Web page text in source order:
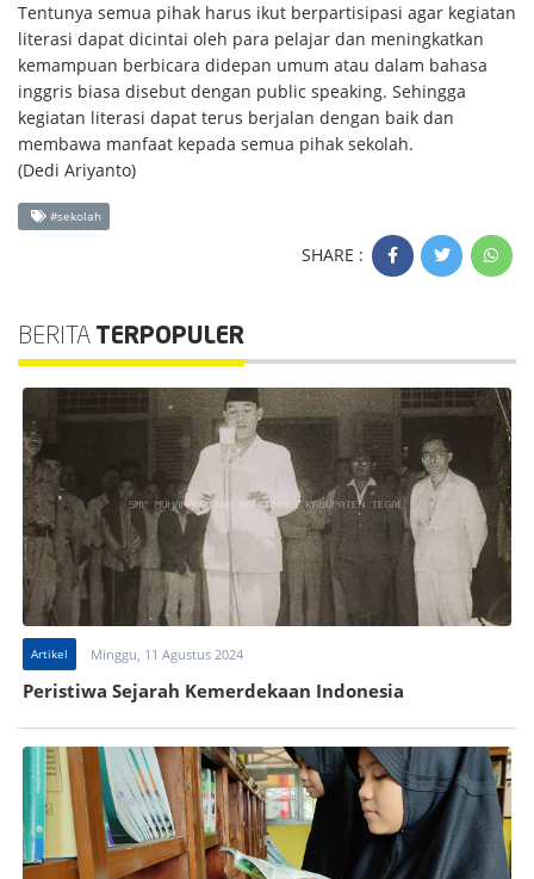
Tentunya semua pihak harus ikut berpartisipasi agar kegiatan
literasi dapat dicintai oleh para pelajar dan meningkatkan
kemampuan berbicara didepan umum atau dalam bahasa
inggris biasa disebut dengan public speaking. Sehingga
kegiatan literasi dapat terus berjalan dengan baik dan
membawa manfaat kepada semua pihak sekolah.
(Dedi Ariyanto)
#sekolah
SHARE :
BERITA TERPOPULER
Artikel Minggu, 11 Agustus 2024
Peristiwa Sejarah Kemerdekaan Indonesia